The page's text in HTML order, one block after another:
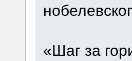
«Шаг за